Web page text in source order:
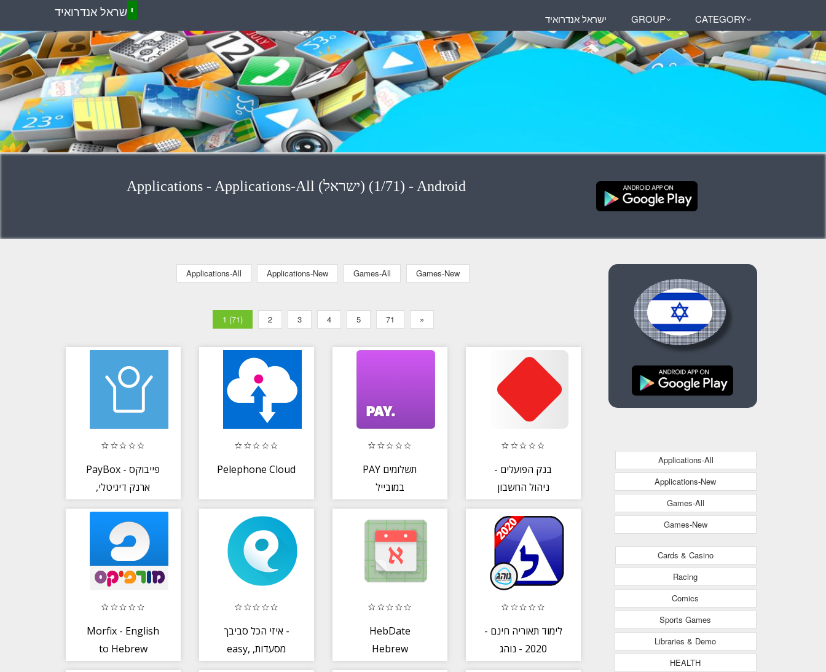
י שראל אנדרואיד ישראל אנדרואיד GROUP CATEGORY
Applications - Applications-All (ישראל) (1/71) - Android
Applications-All Applications-New Games-All Games-New
1 (71) 2 3 4 5 71 »
PayBox - פייבוקס
ארנק דיגיטלי,
כסף
Pelephone Cloud
PAY תשלומים
במובייל
בנק הפועלים -
ניהול החשבון
Morfix - English
to Hebrew
איזי הכל סביבך -
easy, מסעדות,
HebDate
Hebrew
לימוד תאוריה חינם -
2020 - נוהג
Applications-All
Applications-New
Games-All
Games-New
Cards & Casino
Racing
Comics
Sports Games
Libraries & Demo
HEALTH